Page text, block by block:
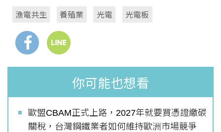
漁電共生 養殖業 光電 光電板
你可能也想看
歐盟CBAM正式上路，2027年就要買憑證繳碳
關稅，台灣鋼鐵業者如何維持歐洲市場競爭